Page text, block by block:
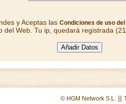
y Aceptas las Condiciones de uso del
del Web. Tu ip, quedará registrada
© HGM Network S.L. ||